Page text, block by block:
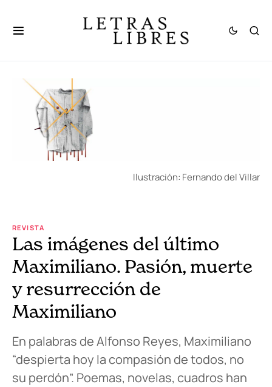
Ilustración: Fernando del Villar
REVISTA
Las imágenes del último
Maximiliano. Pasión, muerte
y resurrección de
Maximiliano
En palabras de Alfonso Reyes, Maximiliano
“despierta hoy la compasión de todos, no
su perdón”. Poemas, novelas, cuadros han